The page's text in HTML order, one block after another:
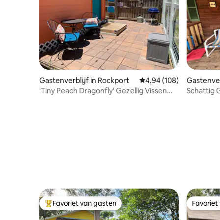
Gastenverblijf in Rockport Gemiddelde
4,94 (108)
'Tiny Peach Dragonfly' Gezellig Vissen
s
Schattig
Topfavoriet van gasten
Favoriet van gasten